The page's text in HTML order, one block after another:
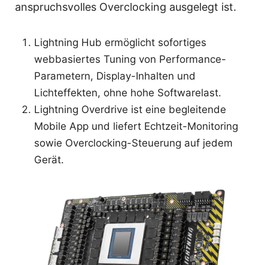
anspruchsvolles Overclocking ausgelegt ist.
Lightning Hub ermöglicht sofortiges
webbasiertes Tuning von Performance-
Parametern, Display-Inhalten und
Lichteffekten, ohne hohe Softwarelast.
Lightning Overdrive ist eine begleitende
Mobile App und liefert Echtzeit-Monitoring
sowie Overclocking-Steuerung auf jedem
Gerät.